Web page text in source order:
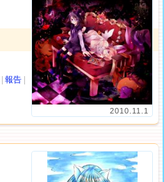
2010.11.1
|報告